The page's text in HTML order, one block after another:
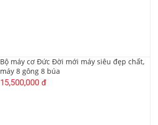
Bộ máy cơ Đức Đời mới máy siêu đẹp chất,
máy 8 gông 8 búa
15,500,000 đ